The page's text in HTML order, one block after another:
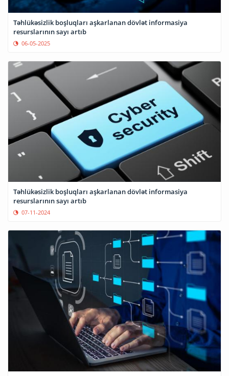
Təhlükəsizlik boşluqları aşkarlanan dövlət informasiya
resurslarının sayı artıb
06-05-2025
Təhlükəsizlik boşluqları aşkarlanan dövlət informasiya
resurslarının sayı artıb
07-11-2024